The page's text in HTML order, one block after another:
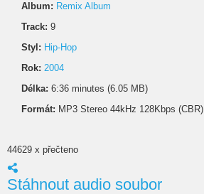
Album: Remix Album
Track: 9
Styl: Hip-Hop
Rok: 2004
Délka: 6:36 minutes (6.05 MB)
Formát: MP3 Stereo 44kHz 128Kbps (CBR)
44629 x přečteno
Stáhnout audio soubor